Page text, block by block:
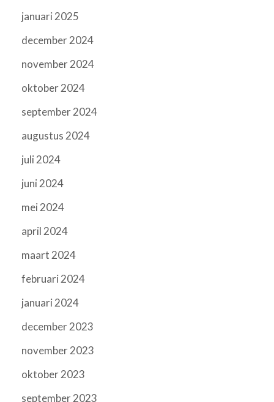
januari 2025
december 2024
november 2024
oktober 2024
september 2024
augustus 2024
juli 2024
juni 2024
mei 2024
april 2024
maart 2024
februari 2024
januari 2024
december 2023
november 2023
oktober 2023
september 2023